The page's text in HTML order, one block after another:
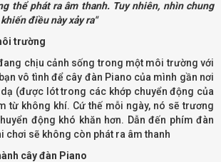
thể phát ra âm thanh. Tuy nhiên, nhìn chung
điều này xảy ra"
trường
chịu cảnh sống trong một môi trường với
vô tình để cây đàn Piano của mình gần nơi
(được lót trong các khớp chuyển động của
từ không khí. Cứ thế mỗi ngày, nó sẽ trương
động khó khăn hơn. Dẫn đến phím đàn
chơi sẽ không còn phát ra âm thanh
cây đàn Piano